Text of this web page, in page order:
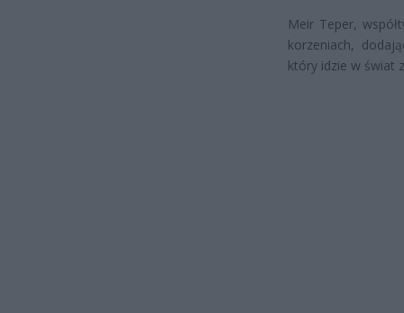
Meir Teper,
korzeniach,
który idzie w świat